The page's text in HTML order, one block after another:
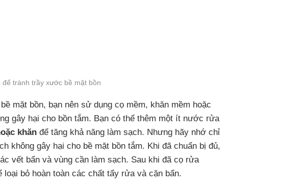
để tránh trầy xước bề mặt bồn
mặt bồn, bạn nên sử dụng cọ mềm, khăn mềm hoặc
gây hại cho bồn tắm. Bạn có thể thêm một ít nước rửa
khăn để tăng khả năng làm sạch. Nhưng hãy nhớ chỉ
không gây hại cho bề mặt bồn tắm. Khi đã chuẩn bị đủ,
vết bẩn và vùng cần làm sạch. Sau khi đã cọ rửa
bỏ hoàn toàn các chất tẩy rửa và cặn bẩn.